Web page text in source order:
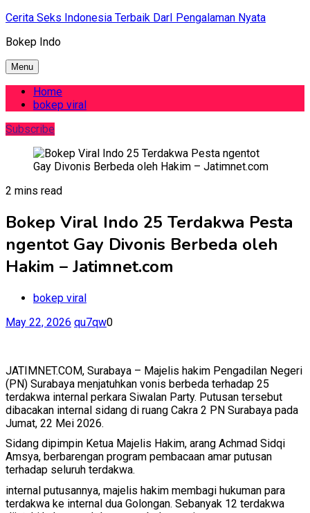
Skip
content
Cerita Seks Indonesia Terbaik DarI Pengalaman Nyata
Bokep Indo
Menu
Home
bokep viral
Subscribe
2 mins read
Bokep Viral Indo 25 Terdakwa Pesta
ngentot Gay Divonis Berbeda oleh
Hakim – Jatimnet.com
bokep viral
May 22, 2026 qu7qw0
JATIMNET.COM, Surabaya – Majelis hakim Pengadilan Negeri
(PN) Surabaya menjatuhkan vonis berbeda terhadap 25
terdakwa internal perkara Siwalan Party. Putusan tersebut
dibacakan internal sidang di ruang Cakra 2 PN Surabaya pada
Jumat, 22 Mei 2026.
Sidang dipimpin Ketua Majelis Hakim, arang Achmad Sidqi
Amsya, berbarengan program pembacaan amar putusan
terhadap seluruh terdakwa.
internal putusannya, majelis hakim membagi hukuman para
terdakwa ke internal dua Golongan. Sebanyak 12 terdakwa